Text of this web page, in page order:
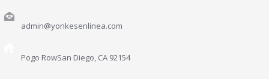
admin@yonkesenlinea.com
Pogo RowSan Diego, CA 92154